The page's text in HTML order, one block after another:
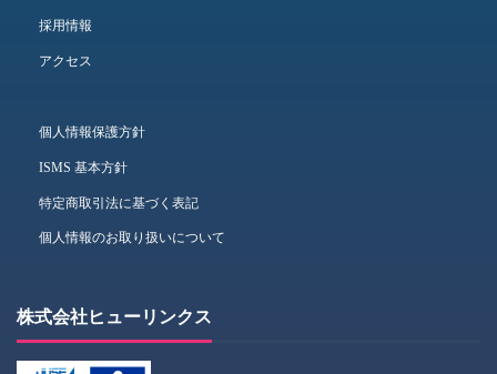
採用情報
アクセス
個人情報保護方針
ISMS 基本方針
特定商取引法に基づく表記
個人情報のお取り扱いについて
株式会社ヒューリンクス